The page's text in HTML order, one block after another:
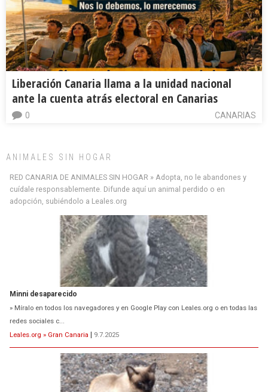
Liberación Canaria llama a la unidad nacional
ante la cuenta atrás electoral en Canarias
CANARIAS
0
ANIMALES SIN HOGAR
RED CANARIA DE ANIMALES SIN HOGAR » Adopta, no le abandones y
cuídale responsablemente. Difunde aquí un animal perdido o en
adopción, subiéndolo a Leales.org
Minni desaparecido
» Míralo en todos los navegadores y en Google Play con Leales.org o en todas las
redes sociales c...
Leales.org » Gran Canaria | 9.7.2025